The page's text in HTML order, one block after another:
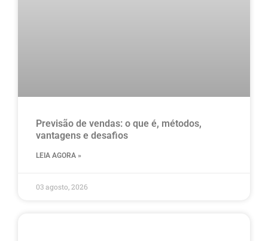
Previsão de vendas: o que é, métodos,
vantagens e desafios
LEIA AGORA »
03 agosto, 2026